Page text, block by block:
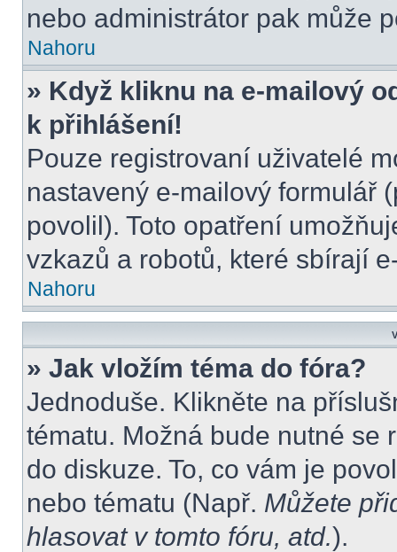
nebo administrátor pak může
Nahoru
» Když kliknu na e-mailový
k přihlášení!
Pouze registrovaní uživatelé
nastavený e-mailový formulář
povolil). Toto opatření
vzkazů a robotů, které sbírají
Nahoru
» Jak vložím téma do fóra?
Jednoduše. Klikněte na
tématu. Možná bude nutné se
do diskuze. To, co vám je
nebo tématu (Např. Můžete
hlasovat v tomto fóru, atd.).